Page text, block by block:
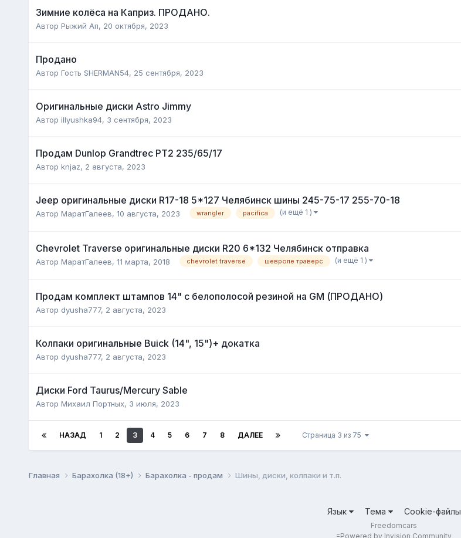
Зимние колёса на Каприз. ПРОДАНО.
Автор Рыжий Ап, 20 октября, 2023
Продано
Автор Гость SHERMAN54, 25 сентября, 2023
Оригинальные диски Astro Jimmy
Автор illyushka94, 3 сентября, 2023
Продам Dunlop Grandtrec PT2 235/65/17
Автор knjaz, 2 августа, 2023
Jeep оригинальные диски R17-18 5*127 Челябинск шины 245-75-17 255-70-18
Автор МаратГалеев, 10 августа, 2023 wrangler pacifica (и ещё 1 )
Chevrolet Traverse оригинальные диски R20 6*132 Челябинск отправка
Автор МаратГалеев, 11 марта, 2018 chevrolet traverse шевроле траверс (и ещё 1 )
Продам комплект штампов 14" с белополосой резиной на GM (ПРОДАНО)
Автор dyusha777, 2 августа, 2023
Колпаки оригинальные Buick (14", 15")+ докатка
Автор dyusha777, 2 августа, 2023
Диски Ford Taurus/Mercury Sable
Автор Михаил Портных, 3 июля, 2023
НАЗАД 1 2 3 4 5 6 7 8 ДАЛЕЕ Страница 3 из 75
Главная Барахолка (18+) Барахолка - продам Шины, диски, колпаки и т.п.
Язык Тема Cookie-файлы
Freedomcars
=Powered by Invision Community